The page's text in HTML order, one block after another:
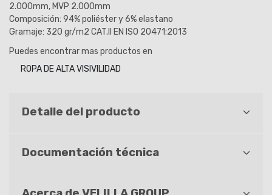
2.000mm, MVP 2.000mm
Composición: 94% poliéster y 6% elastano
Gramaje: 320 gr/m2 CAT.II EN ISO 20471:2013
Puedes encontrar mas productos en
ROPA DE ALTA VISIVILIDAD
Detalle del producto
Documentación técnica